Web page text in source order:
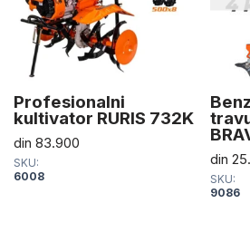
Profesionalni
kultivator RURIS 732K
din 83.900
SKU:
6008
din
SKU:
9086